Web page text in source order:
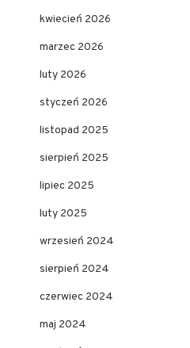
kwiecień 2026
marzec 2026
luty 2026
styczeń 2026
listopad 2025
sierpień 2025
lipiec 2025
luty 2025
wrzesień 2024
sierpień 2024
czerwiec 2024
maj 2024